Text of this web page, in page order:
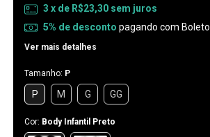
3 x de R$23,30 sem juros
5% de desconto pagando com Boleto
Ver mais detalhes
Tamanho: P
P M G GG
Cor: Body Infantil Preto